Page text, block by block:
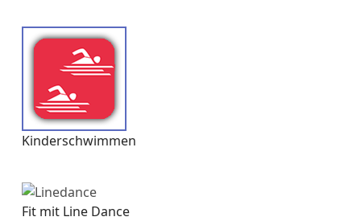
Kinderschwimmen
Fit mit Line Dance